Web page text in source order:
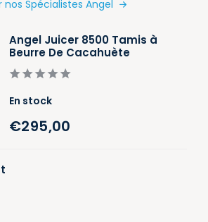
Spécialistes Angel
Angel Juicer 8500 Tamis à
Beurre De Cacahuète
En stock
€295,00